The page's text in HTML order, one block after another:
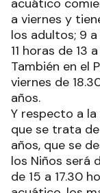
acuático
a viernes y
los adultos; 9 a
11 horas de 13
También en el
viernes de
años.
Y respecto a
que se trata
años, que se
los Niños será
de 15 a 17.30